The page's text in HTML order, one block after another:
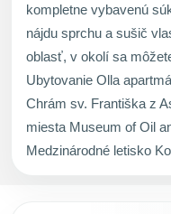
kompletne vybavenú
nájdu sprchu a sušič
oblasť, v okolí sa
Ubytovanie Olla
Chrám sv. Františka z
miesta Museum of Oil
Medzinárodné letisko